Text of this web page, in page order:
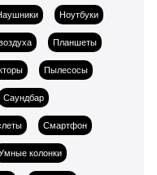
Ноутбуки
Планшеты
Пылесосы
Саундбар
Смартфон
колонки